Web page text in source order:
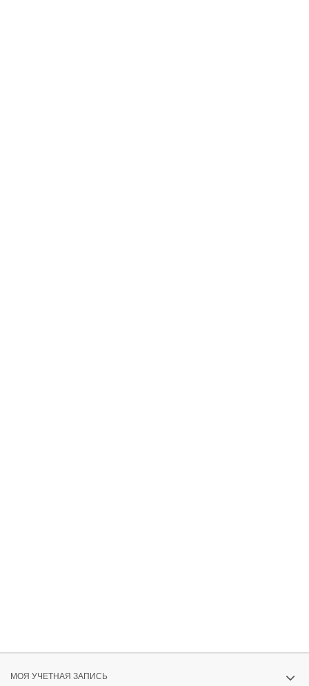
МОЯ УЧЕТНАЯ ЗАПИСЬ